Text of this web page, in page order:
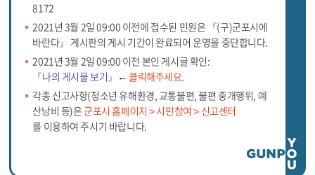
8172
2021년 3월 2일 09:00 이전에 접수된 민원은 『(구)군포시에
바란다』 게시판의 게시 기간이 완료되어 운영을 중단합니다.
2021년 3월 2일 09:00 이전 본인 게시글 확인:
『나의 게시물 보기』 ← 클릭해주세요.
각종 신고사항(청소년 유해환경, 교통불편, 불편 중개행위, 예
산낭비 등)은군포시 홈페이지 > 시민참여 > 신고센터
를 이용하여 주시기 바랍니다.